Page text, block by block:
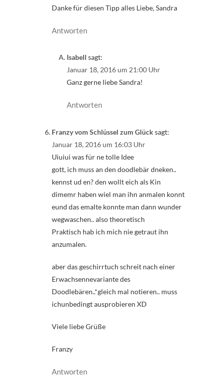
Danke für diesen Tipp alles Liebe, Sandra
Antworten
Isabell sagt:
Januar 18, 2016 um 21:00 Uhr
Ganz gerne liebe Sandra!
Antworten
Franzy vom Schlüssel zum Glück sagt:
Januar 18, 2016 um 16:03 Uhr
Uiuiui was für ne tolle Idee
gott, ich muss an den doodlebär dneken..
kennst ud en? den wollt eich als Kin
dimemr haben wiel man ihn anmalen konnt
eund das emalte konnte man dann wunder
wegwaschen.. also theoretisch
Praktisch hab ich mich nie getraut ihn
anzumalen.
aber das geschirrtuch schreit nach einer
Erwachsennevariante des
Doodlebären..*gleich mal notieren.. muss
ichunbedingt ausprobieren XD
Viele liebe Grüße
Franzy
Antworten